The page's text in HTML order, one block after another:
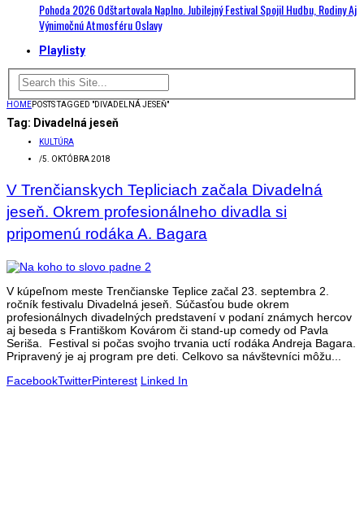
Pohoda 2026 Odštartovala Naplno. Jubilejný Festival Spojil Hudbu, Rodiny Aj
Výnimočnú Atmosféru Oslavy
Playlisty
HOMEPOSTS TAGGED "DIVADELNÁ JESEŇ"
Tag: Divadelná jeseň
KULTÚRA
/5. OKTÓBRA 2018
V Trenčianskych Tepliciach začala Divadelná
jeseň. Okrem profesionálneho divadla si
pripomenú rodáka A. Bagara
V kúpeľnom meste Trenčianske Teplice začal 23. septembra 2.
ročník festivalu Divadelná jeseň. Súčasťou bude okrem
profesionálnych divadelných predstavení v podaní známych hercov
aj beseda s Františkom Kovárom či stand-up comedy od Pavla
Seriša. Festival si počas svojho trvania uctí rodáka Andreja Bagara.
Pripravený je aj program pre deti. Celkovo sa návštevníci môžu...
FacebookTwitterPinterest Linked In